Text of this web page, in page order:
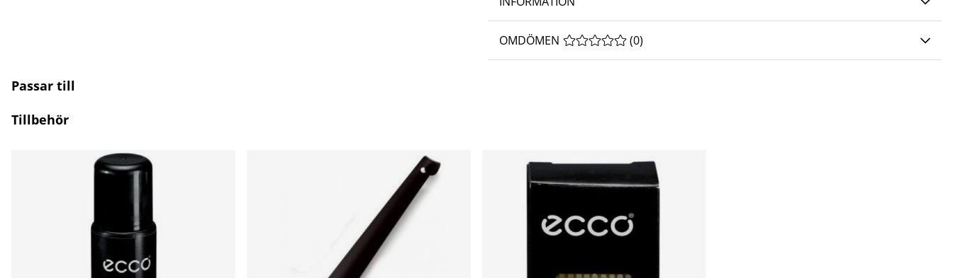
OMDÖMEN MEDELBETYG 0 AV 5 ANTAL BETYG 0
(0)
Passar till
Tillbehör